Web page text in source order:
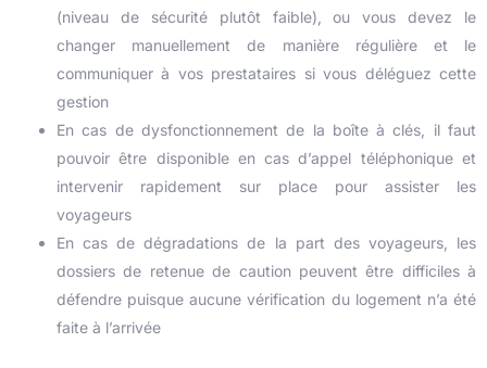
(niveau de sécurité plutôt faible), ou vous devez le
changer manuellement de manière régulière et le
communiquer à vos prestataires si vous déléguez cette
gestion
En cas de dysfonctionnement de la boîte à clés, il faut
pouvoir être disponible en cas d’appel téléphonique et
intervenir rapidement sur place pour assister les
voyageurs
En cas de dégradations de la part des voyageurs, les
dossiers de retenue de caution peuvent être difficiles à
défendre puisque aucune vérification du logement n’a été
faite à l’arrivée